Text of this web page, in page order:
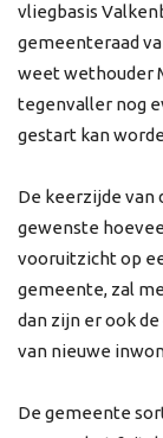
vliegbasis
gemeenteraad
weet wethouder
tegenvaller nog
gestart kan
De keerzijde van
gewenste
vooruitzicht op
gemeente, zal
dan zijn er ook
van nieuwe
De gemeente